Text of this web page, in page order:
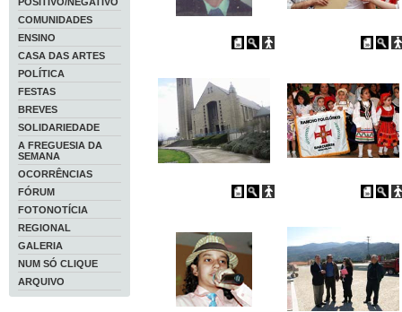
COMUNIDADES
ENSINO
CASA DAS ARTES
POLÍTICA
FESTAS
BREVES
SOLIDARIEDADE
A FREGUESIA DA
SEMANA
OCORRÊNCIAS
FÓRUM
FOTONOTÍCIA
REGIONAL
GALERIA
NUM SÓ CLIQUE
ARQUIVO